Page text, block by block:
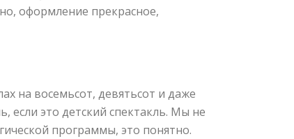
оформление прекрасное,
на восемьсот, девятьсот и даже
если это детский спектакль. Мы не
программы, это понятно.